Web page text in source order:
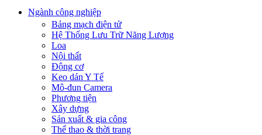
Ngành công nghiệp
Bảng mạch điện tử
Hệ Thống Lưu Trữ Năng Lượng
Loa
Nội thất
Động cơ
Keo dán Y Tế
Mô-đun Camera
Phương tiện
Xây dựng
Sản xuất & gia công
Thể thao & thời trang